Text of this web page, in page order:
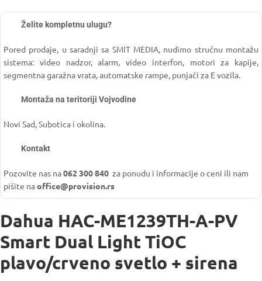
Želite kompletnu ulugu?
Pored prodaje, u saradnji sa SMIT MEDIA, nudimo stručnu montažu
sistema: video nadzor, alarm, video interfon, motori za kapije,
segmentna garažna vrata, automatske rampe, punjači za E vozila.
Montaža na teritoriji Vojvodine
Novi Sad, Subotica i okolina.
Kontakt
Pozovite nas na062 300 840 za ponudu i informacije o ceni ili nam
pišite naoffice@provision.rs
Dahua HAC-ME1239TH-A-PV
Smart Dual Light TiOC
plavo/crveno svetlo + sirena